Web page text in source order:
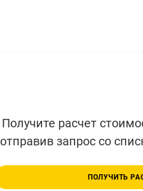
Получите расчет
отправив запрос со
ПОЛУЧИТЬ